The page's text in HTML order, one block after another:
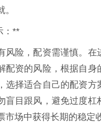
：**
风险，配资需谨慎。在
配资的风险，根据自身
选择适合自己的配资方
盲目跟风，避免过度杠
市场中获得长期的稳定